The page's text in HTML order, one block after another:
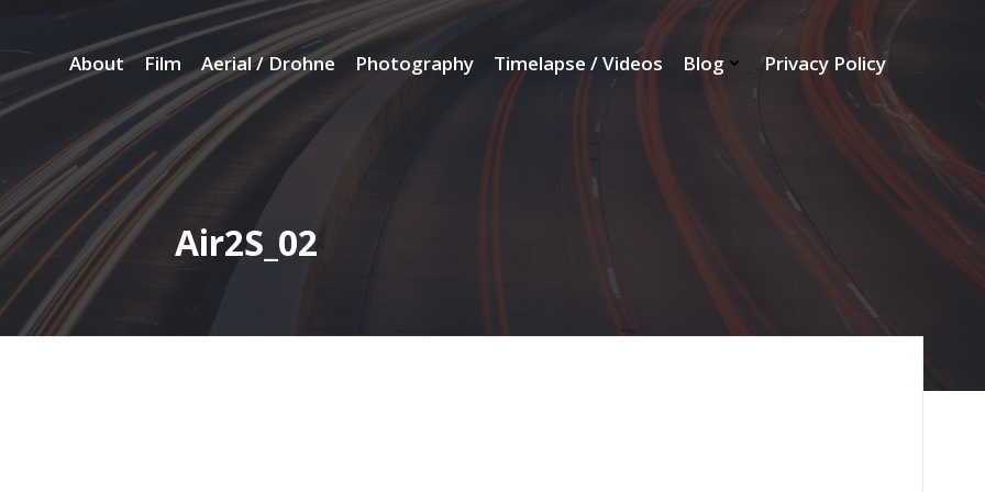
About Film Aerial / Drohne Photography Timelapse / Videos Blog Privacy Policy
Air2S_02